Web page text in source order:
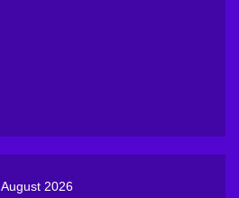
August 2026